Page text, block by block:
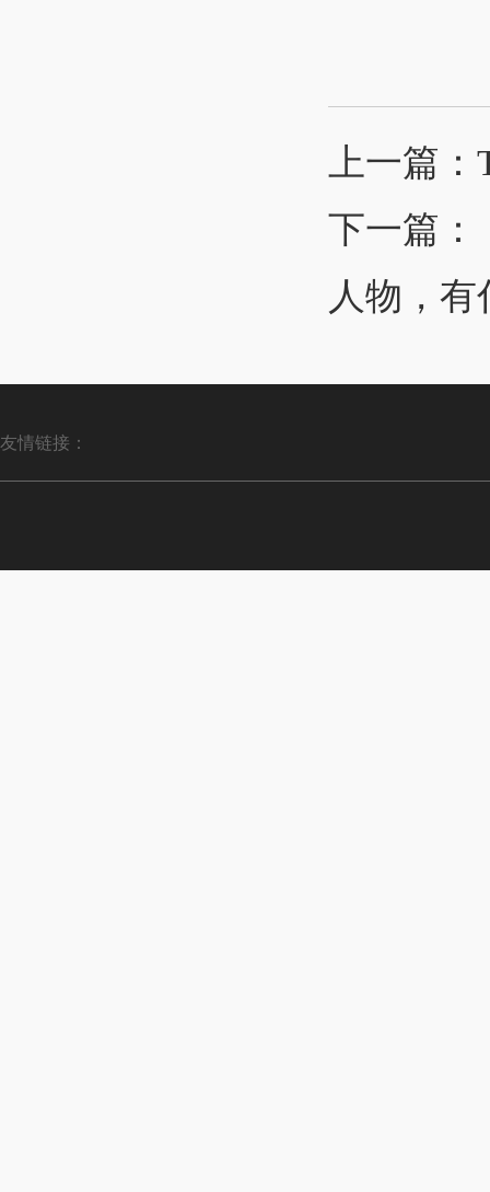
上一篇：
下一篇：
人物，
友情链接：